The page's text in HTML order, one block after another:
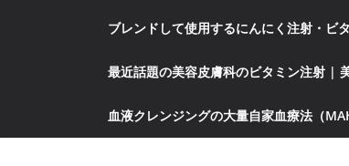
ブレンドして使用するにんにく注射・ビ
最近話題の美容皮膚科のビタミン注射 |
血液クレンジングの大量自家血療法（